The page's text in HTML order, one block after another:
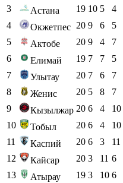
3
Астана 19 10 5 4
4
Окжетпес 20 9 6 5
5
Актобе 20 9 4 7
6
Елимай 19 7 7 5
7
Улытау 20 7 6 7
8
Женис 20 5 8 7
9
Кызылжар 20 6 4 10
10
Тобыл 20 6 4 10
11
Каспий 20 6 3 11
12
Кайсар 20 3 11 6
13
Атырау 19 3 10 6